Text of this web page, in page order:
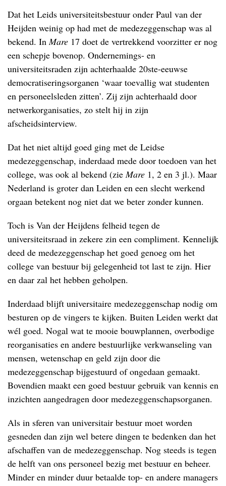
Dat het Leids universiteitsbestuur onder Paul van der
Heijden weinig op had met de medezeggenschap was al
bekend. In Mare 17 doet de vertrekkend voorzitter er nog
een schepje bovenop. Ondernemings- en
universiteitsraden zijn achterhaalde 20ste-eeuwse
democratiseringsorganen ‘waar toevallig wat studenten
en personeelsleden zitten’. Zij zijn achterhaald door
netwerkorganisaties, zo stelt hij in zijn
afscheidsinterview.
Dat het niet altijd goed ging met de Leidse
medezeggenschap, inderdaad mede door toedoen van het
college, was ook al bekend (zie Mare 1, 2 en 3 jl.). Maar
Nederland is groter dan Leiden en een slecht werkend
orgaan betekent nog niet dat we beter zonder kunnen.
Toch is Van der Heijdens felheid tegen de
universiteitsraad in zekere zin een compliment. Kennelijk
deed de medezeggenschap het goed genoeg om het
college van bestuur bij gelegenheid tot last te zijn. Hier
en daar zal het hebben geholpen.
Inderdaad blijft universitaire medezeggenschap nodig om
besturen op de vingers te kijken. Buiten Leiden werkt dat
wél goed. Nogal wat te mooie bouwplannen, overbodige
reorganisaties en andere bestuurlijke verkwanseling van
mensen, wetenschap en geld zijn door die
medezeggenschap bijgestuurd of ongedaan gemaakt.
Bovendien maakt een goed bestuur gebruik van kennis en
inzichten aangedragen door medezeggenschapsorganen.
Als in sferen van universitair bestuur moet worden
gesneden dan zijn wel betere dingen te bedenken dan het
afschaffen van de medezeggenschap. Nog steeds is tegen
de helft van ons personeel bezig met bestuur en beheer.
Minder en minder duur betaalde top- en andere managers